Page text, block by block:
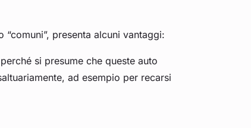
presenta alcuni vantaggi:
si presume che queste auto
ad esempio per recarsi